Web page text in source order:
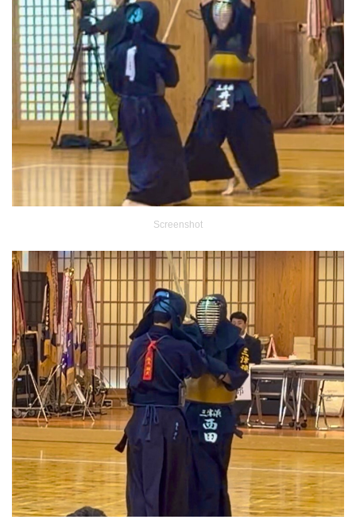
Screenshot